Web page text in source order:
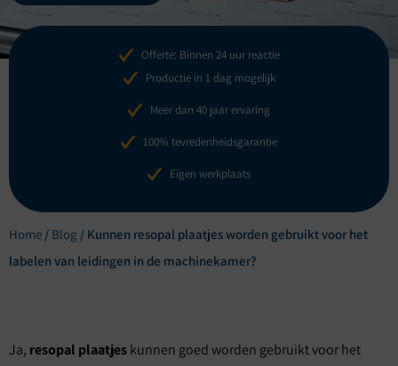
Offerte: Binnen 24 uur reactie
Productie in 1 dag mogelijk
Meer dan 40 jaar ervaring
100% tevredenheidsgarantie
Eigen werkplaats
Home / Blog / Kunnen resopal plaatjes worden gebruikt voor het
labelen van leidingen in de machinekamer?
Ja, resopal plaatjeskunnen goed worden gebruikt voor het